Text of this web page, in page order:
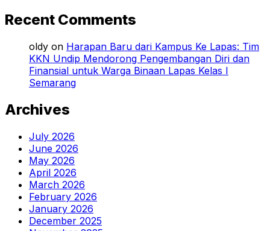
Recent Comments
oldy on Harapan Baru dari Kampus Ke Lapas: Tim
KKN Undip Mendorong Pengembangan Diri dan
Finansial untuk Warga Binaan Lapas Kelas I
Semarang
Archives
July 2026
June 2026
May 2026
April 2026
March 2026
February 2026
January 2026
December 2025